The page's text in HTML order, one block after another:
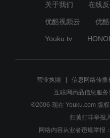
关于我们 在线
优酷视频云 优
Youku.tv
营业执照 信息网络传
互联网药品信息服
©2006-现在 Youku.com 版
扫黄打非举报
网络内容从业者违规举报